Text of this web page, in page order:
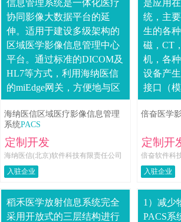
信息管理系统是一体化医疗
协同影像大数据平台的延
伸。适用于建设多级架构的
区域医学影像信息管理中心
平台。通过标准的DICOM及
HL7等方式，利用海纳医信
的miEdge网关，方便地与区
域内各医疗机构的信息系统
进行集成。实现区域内各医
疗机构....
海纳医信区域医疗影像信息管理
系统PACS
定制开发
海纳医信(北京)软件科技有限责任公司
入驻企业
是应用
统，主
生的各
磁，CT
机，各
设备产
接口（
络）以
存起来
倍奋医学
定制开
倍奋软件科
入驻企业
稻禾医学放射信息系统完全
采用开放式的三层结构进行
1）减少
PACS系